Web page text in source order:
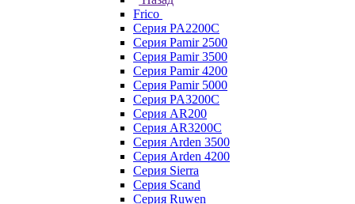
Frico
Серия PA2200C
Серия Pamir 2500
Серия Pamir 3500
Серия Pamir 4200
Серия Pamir 5000
Серия PA3200C
Серия AR200
Серия AR3200C
Серия Arden 3500
Серия Arden 4200
Серия Sierra
Серия Scand
Серия Ruwen